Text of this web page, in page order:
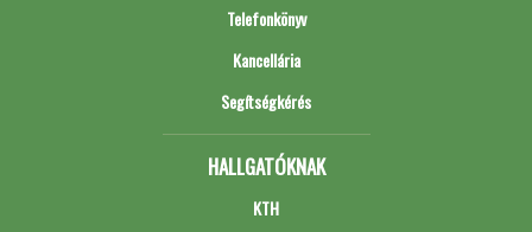
Telefonkönyv
Kancellária
Segítségkérés
HALLGATÓKNAK
KTH